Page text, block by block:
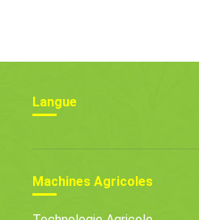
Langue
Machines Agricoles